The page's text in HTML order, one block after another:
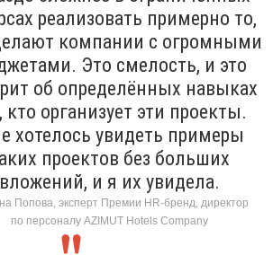
реализовать примерно то,
компании с огромными
Это смелость, и это
об определённых навыках
кто организует эти проекты.
хотелось увидеть примеры
проектов без больших
вложений, и я их увидела.
Попова, эксперт Премии HR-бренд, директор
по персоналу AZIMUT Hotels Company